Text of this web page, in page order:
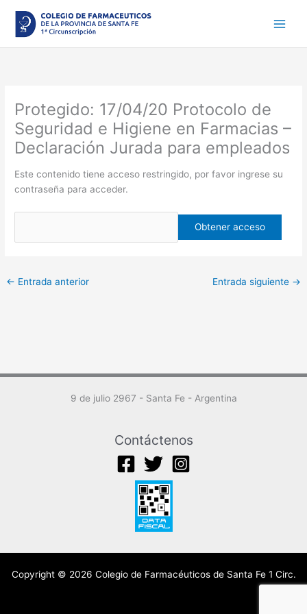
contenido
Protegido: 17/04/20 Protocolo de
Seguridad e Higiene en Farmacias –
Declaración Jurada para empleados
Este contenido tiene acceso restringido, por favor ingrese su
contraseña para acceder.
← Entrada anterior Entrada siguiente →
9 de julio 2967 - Santa Fe - Argentina
Contáctenos
Copyright © 2026 Colegio de Farmacéuticos de Santa Fe 1 Circ.